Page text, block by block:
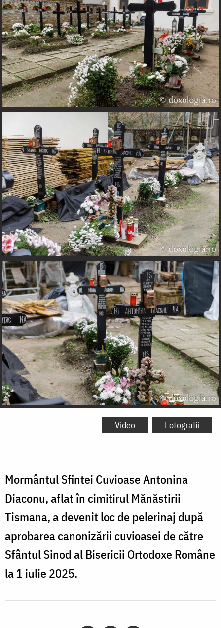
Video Fotografii
Mormântul Sfintei Cuvioase Antonina
Diaconu, aflat în cimitirul Mănăstirii
Tismana, a devenit loc de pelerinaj după
aprobarea canonizării cuvioasei de către
Sfântul Sinod al Bisericii Ortodoxe Române
la 1 iulie 2025.